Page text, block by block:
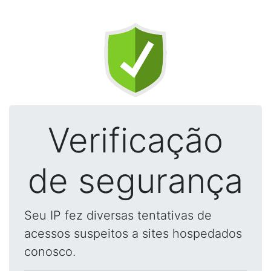
Verificação
de segurança
Seu IP fez diversas tentativas de
acessos suspeitos a sites hospedados
conosco.